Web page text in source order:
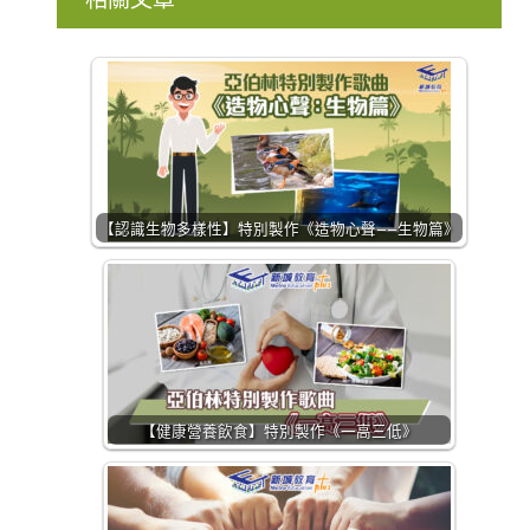
【認識生物多樣性】特別製作《造物心聲——生物篇》
【健康營養飲食】特別製作《一高三低》